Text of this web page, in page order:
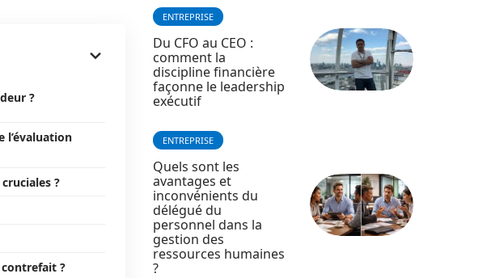
?
l’évaluation
?
?
ENTREPRISE
Du CFO au CEO :
comment la
discipline financière
façonne le leadership
exécutif
ENTREPRISE
Quels sont les
avantages et
inconvénients du
délégué du
personnel dans la
gestion des
ressources humaines
?